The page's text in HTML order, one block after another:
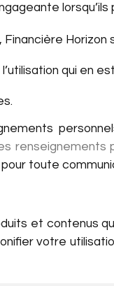
Horizon
qui en
renseignements
toute
et contenus
votre